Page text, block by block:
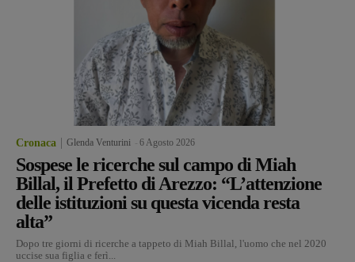
Cronaca Glenda Venturini 6 Agosto 2026
Sospese le ricerche sul campo di Miah
Billal, il Prefetto di Arezzo: “L’attenzione
delle istituzioni su questa vicenda resta
alta”
Dopo tre giorni di ricerche a tappeto di Miah Billal, l'uomo che nel 2020
uccise sua figlia e ferì...